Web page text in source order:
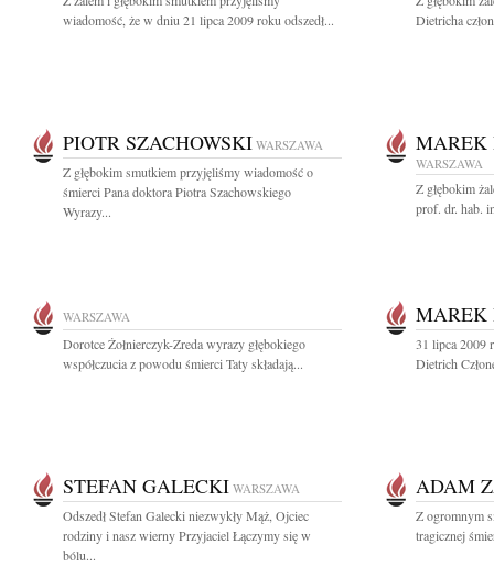
wiadomość, że w dniu 21 lipca 2009 roku odszedł...
Dietricha
PIOTR SZACHOWSKI WARSZAWA
Z głębokim smutkiem przyjęliśmy wiadomość o
śmierci Pana doktora Piotra Szachowskiego
Wyrazy...
MAREK
WARSZAWA
Z głębokim
prof. dr. hab.
WARSZAWA
Dorotce Żołnierczyk-Zreda wyrazy głębokiego
współczucia z powodu śmierci Taty składają...
MAREK
31 lipca 2009
Dietrich
STEFAN GALECKI WARSZAWA
Odszedł Stefan Galecki niezwykły Mąż, Ojciec
rodziny i nasz wierny Przyjaciel Łączymy się w
bólu...
ADAM
Z ogromnym
tragicznej